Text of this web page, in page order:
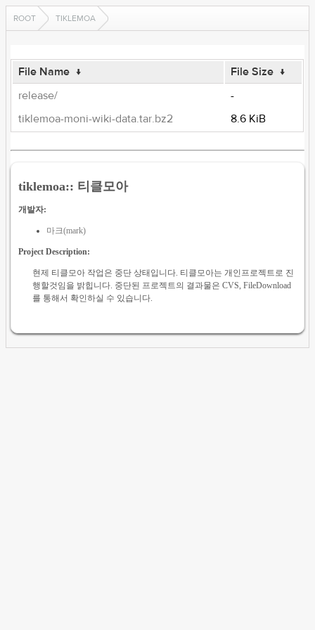
ROOT TIKLEMOA
File Name ↓ File Size ↓
release/
-
tiklemoa-moni-wiki-data.tar.bz2
8.6 KiB
tiklemoa:: 티클모아
개발자:
마크(mark)
Project Description:
현제 티클모아 작업은 중단 상태입니다. 티클모아는 개인프로젝트로 진
행할것임을 밝힙니다. 중단된 프로젝트의 결과물은 CVS, FileDownload
를 통해서 확인하실 수 있습니다.